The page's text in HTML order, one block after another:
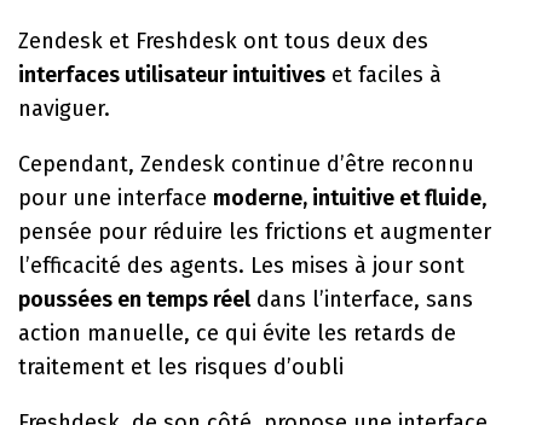
Zendesk et Freshdesk ont tous deux des
interfaces utilisateur intuitives et faciles à
naviguer.
Cependant, Zendesk continue d’être reconnu
pour une interface moderne, intuitive et fluide,
pensée pour réduire les frictions et augmenter
l’efficacité des agents. Les mises à jour sont
poussées en temps réel dans l’interface, sans
action manuelle, ce qui évite les retards de
traitement et les risques d’oubli